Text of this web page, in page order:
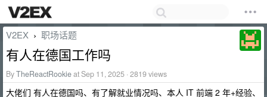
V2EX › 职场话题
有人在德国工作吗
ByTheReactRookieat Sep 11, 2025 · 2819 views
大佬们 有人在德国吗、有了解就业情况吗、本人 IT 前端 2 年+经验、